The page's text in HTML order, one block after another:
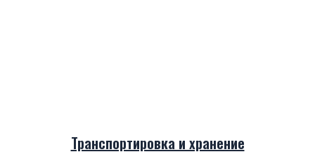
Транспортировка и хранение